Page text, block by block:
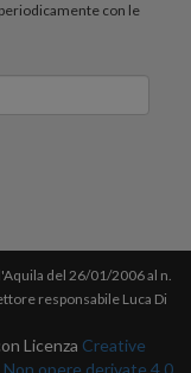
con le
del 26/01/2006 al n.
responsabile Luca Di
Licenza Creative
opere derivate 4.0